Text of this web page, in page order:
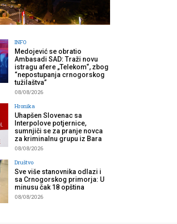
INFO
Medojević se obratio
Ambasadi SAD: Traži novu
istragu afere „Telekom“, zbog
“nepostupanja crnogorskog
tužilaštva”
08/08/2026
Hronika
Uhapšen Slovenac sa
Interpolove potjernice,
sumnjiči se za pranje novca
za kriminalnu grupu iz Bara
08/08/2026
Društvo
Sve više stanovnika odlazi i
sa Crnogorskog primorja: U
minusu čak 18 opština
08/08/2026